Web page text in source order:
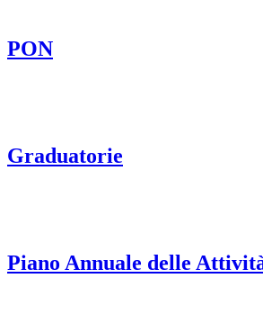
PON
Graduatorie
Piano Annuale delle